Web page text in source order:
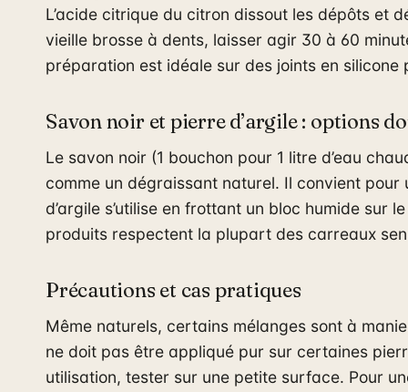
L’acide citrique du citron dissout les dépôts et
vieille brosse à dents, laisser agir 30 à 60
préparation est idéale sur des joints en silicone
Savon noir et pierre d’argile : options
Le savon noir (1 bouchon pour 1 litre d’eau
comme un dégraissant naturel. Il convient
d’argile s’utilise en frottant un bloc humide sur
produits respectent la plupart des carreaux
Précautions et cas pratiques
Même naturels, certains mélanges sont à
ne doit pas être appliqué pur sur certaines
utilisation, tester sur une petite surface. Pour